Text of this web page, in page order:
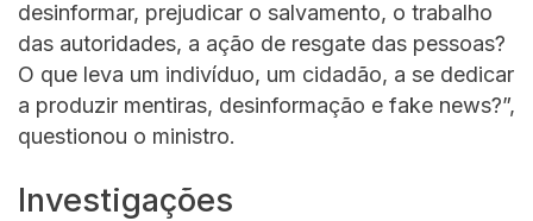
desinformar, prejudicar o salvamento, o trabalho
das autoridades, a ação de resgate das pessoas?
O que leva um indivíduo, um cidadão, a se dedicar
a produzir mentiras, desinformação e fake news?”,
questionou o ministro.
Investigações